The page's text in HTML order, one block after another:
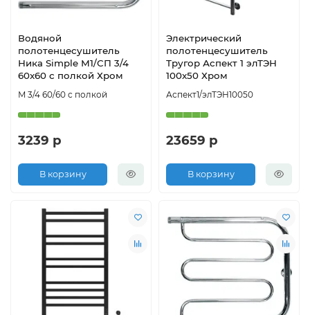
Водяной
полотенцесушитель
Ника Simple М1/СП 3/4
60x60 с полкой Хром
М 3/4 60/60 с полкой
3239 р
В корзину
Электрический
полотенцесушитель
Тругор Аспект 1 элТЭН
100x50 Хром
Аспект1/элТЭН10050
23659 р
В корзину